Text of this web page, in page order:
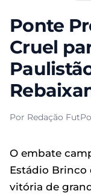
Ponte
Cruel
Por Redação
O embate
Estádio Brinco
vitória de